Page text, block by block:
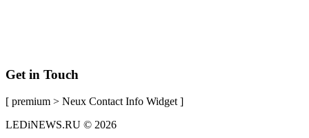
Get in Touch
[ premium > Neux Contact Info Widget ]
LEDiNEWS.RU © 2026